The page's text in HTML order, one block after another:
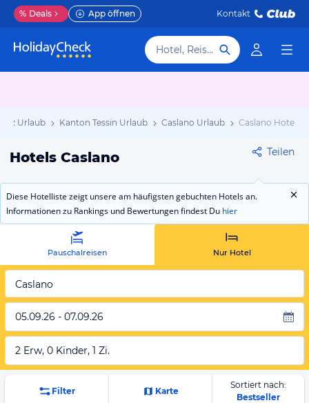
% Deals App öffnen Kontakt
Hotel, Reiseziel
Urlaub Kanton Tessin Urlaub Caslano Urlaub Caslano Hotels
Hotels Caslano Teilen
Diese Hotelliste zeigt unsere am häufigsten gebuchten Hotels an.
Informationen zu Rankings und Bewertungen findest Du hier
Pauschalreisen Nur Hotel
Caslano
05.09.26 - 07.09.26
2 Erw, 0 Kinder, 1 Zi.
Filter Karte
Sortiert nach:
Bestseller